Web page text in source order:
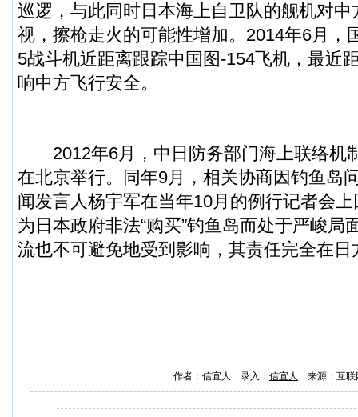
巡逻，与此同时日本海上自卫队的舰机对
视，擦枪走火的可能性增加。2014年6月，
5战斗机近距离跟踪中国图-154飞机，最近
响中方飞行安全。
2012年6月，中日防务部门海上联络机
在北京举行。同年9月，相关协商因钓鱼岛
闻发言人杨宇军在当年10月的例行记者会
为日本政府非法“购买”钓鱼岛而处于严峻局
流也不可避免地受到影响，其责任完全在日
作者：信宜人 录入： 信宜人 来源：互